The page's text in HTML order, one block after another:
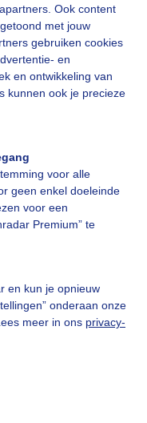
Ook content
met jouw
gebruiken cookies
en
en ontwikkeling van
kunnen ook je precieze
voor alle
geen enkel doeleinde
voor een
Premium” te
en kun je opnieuw
onderaan onze
meer in ons privacy-